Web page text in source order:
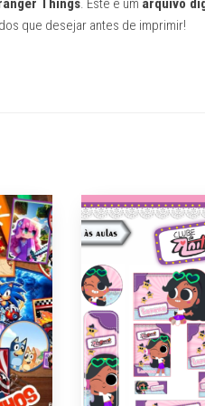
Things. Este é um arquivo
que desejar antes de imprimir!